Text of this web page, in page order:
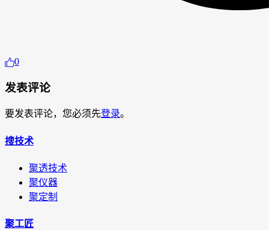
0
发表评论
要发表评论，您必须先登录。
搜技术
聚透技术
聚仪器
聚定制
聚工匠